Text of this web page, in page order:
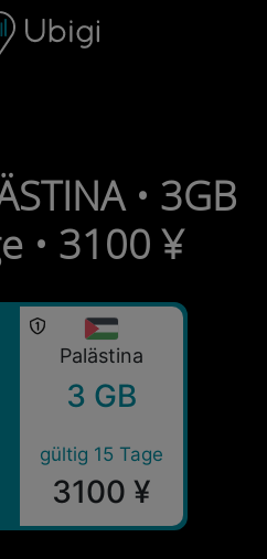
Fußzeile
• 3GB
• 3100 ¥
Palästina
3 GB
gültig 15 Tage
3100 ¥